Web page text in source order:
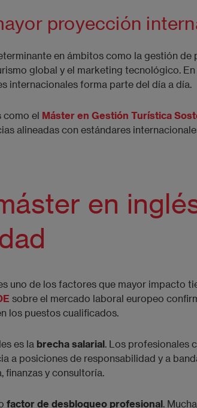
proyección
en ámbitos como la gestión
global y el marketing tecnológico.
internacionales forma parte del día a día.
como el Máster en Gestión Turística
alineadas con estándares
en
uno de los factores que mayor impacto
sobre el mercado laboral europeo
los puestos cualificados.
es la brecha salarial. Los profesionales
a posiciones de responsabilidad y a
finanzas y consultoría.
factor de desbloqueo profesional.